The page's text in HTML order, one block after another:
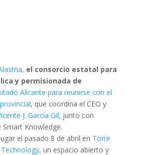
, el consorcio estatal para
y permisionada de
Alicante para reunirse con el
, que coordina el CEO y
J. García Gil, junto con
Knowledge.
el pasado 8 de abril en Torre
Technology, un espacio abierto y